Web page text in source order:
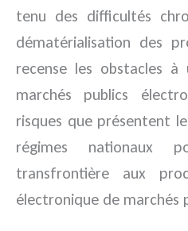
tenu des difficultés
dématérialisation des
recense les obstacles à
marchés publics
risques que présentent
régimes nationaux
transfrontière aux
électronique de marchés